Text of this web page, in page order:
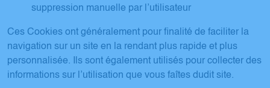
suppression manuelle par l’utilisateur
Ces Cookies ont généralement pour finalité de faciliter la
navigation sur un site en la rendant plus rapide et plus
personnalisée. Ils sont également utilisés pour collecter des
informations sur l’utilisation que vous faîtes dudit site.